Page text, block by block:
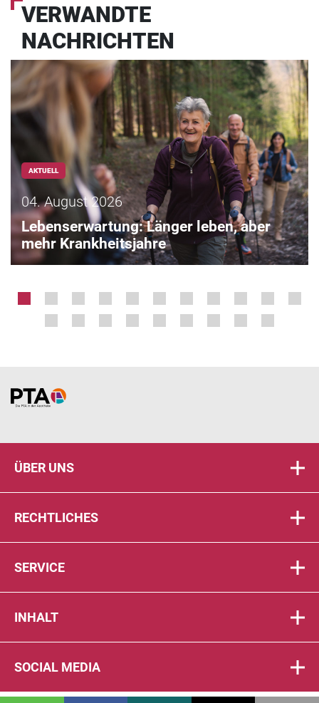
VERWANDTE
NACHRICHTEN
AKTUELL
04. August 2026
Lebenserwartung: Länger leben, aber
mehr Krankheitsjahre
Home
ÜBER UNS
RECHTLICHES
SERVICE
INHALT
SOCIAL MEDIA